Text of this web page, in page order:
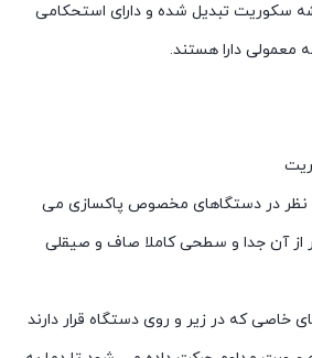
سکوریت تبدیل شده و دارای استحکامی
معمولی دارا هستند.
نظر در دستگاهای مخصوص پاکسازی می
از آن جدا و سطحی کاملا صاف و صیقلی
که در زیر و روی دستگاه قرار دارند